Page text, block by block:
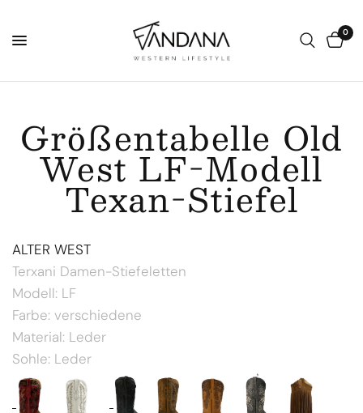
0
Größentabelle Old
West LF-Modell
Texan-Stiefel
ALTER WEST
Terxani Damen-Stiefeletten
Modell: LF
Farbe: verschiedene
Material: Leder
Sohle: Leder